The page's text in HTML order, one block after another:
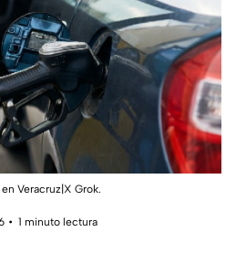
Veracruz|X Grok.
1 minuto lectura